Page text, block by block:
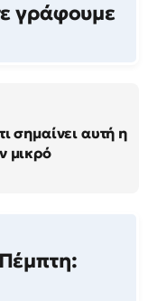
γράφουμε
σημαίνει αυτή η
μικρό